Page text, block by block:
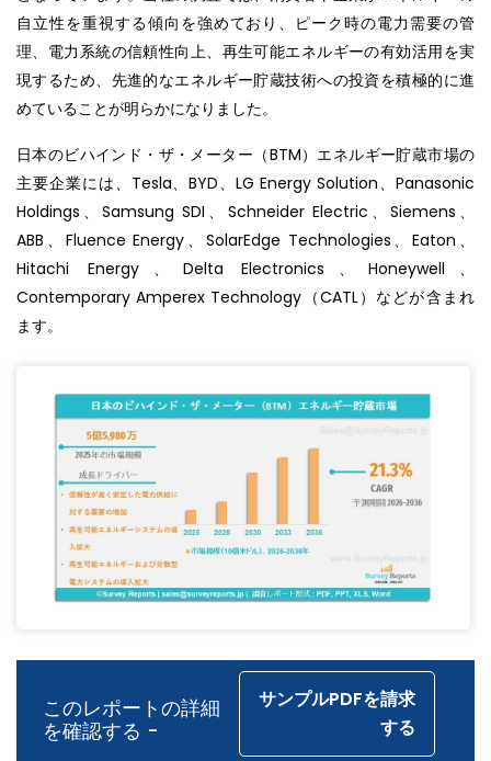
自立性を重視する傾向を強めており、ピーク時の電力需要の管
理、電力系統の信頼性向上、再生可能エネルギーの有効活用を実
現するため、先進的なエネルギー貯蔵技術への投資を積極的に進
めていることが明らかになりました。
日本のビハインド・ザ・メーター（BTM）エネルギー貯蔵市場の
主要企業には、Tesla、BYD、LG Energy Solution、Panasonic
Holdings、Samsung SDI、Schneider Electric、Siemens、
ABB、Fluence Energy、SolarEdge Technologies、Eaton、
Hitachi Energy、Delta Electronics、Honeywell、
Contemporary Amperex Technology（CATL）などが含まれ
ます。
このレポートの詳細
を確認する -
サンプルPDFを請求
する